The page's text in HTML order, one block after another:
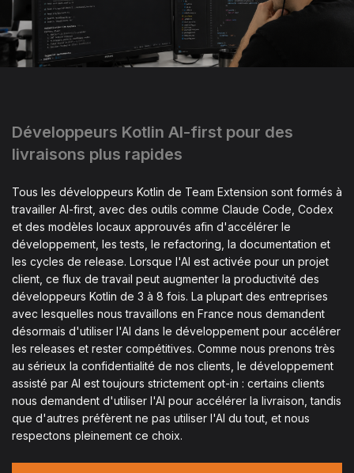
Développeurs Kotlin AI-first pour des
livraisons plus rapides
Tous les développeurs Kotlin de Team Extension sont formés à
travailler AI-first, avec des outils comme Claude Code, Codex
et des modèles locaux approuvés afin d'accélérer le
développement, les tests, le refactoring, la documentation et
les cycles de release. Lorsque l'AI est activée pour un projet
client, ce flux de travail peut augmenter la productivité des
développeurs Kotlin de 3 à 8 fois. La plupart des entreprises
avec lesquelles nous travaillons en France nous demandent
désormais d'utiliser l'AI dans le développement pour accélérer
les releases et rester compétitives. Comme nous prenons très
au sérieux la confidentialité de nos clients, le développement
assisté par AI est toujours strictement opt-in : certains clients
nous demandent d'utiliser l'AI pour accélérer la livraison, tandis
que d'autres préfèrent ne pas utiliser l'AI du tout, et nous
respectons pleinement ce choix.